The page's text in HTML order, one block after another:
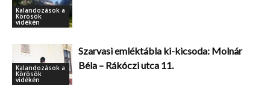
Kalandozások a
Körösök
vidékén
Kalandozások a
Körösök
vidékén
Szarvasi emléktábla ki-kicsoda: Molnár
Béla – Rákóczi utca 11.